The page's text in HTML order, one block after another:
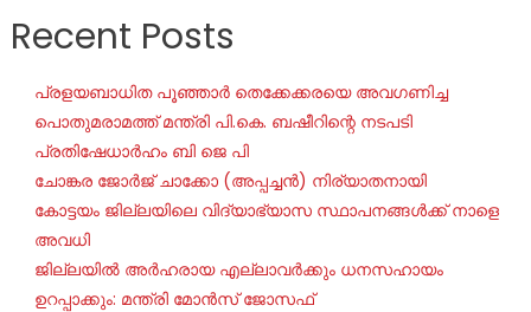
Recent Posts
പ്രളയബാധിത പൂഞ്ഞാർ തെക്കേക്കരയെ അവഗണിച്ച
പൊതുമരാമത്ത് മന്ത്രി പി.കെ. ബഷീറിന്റെ നടപടി
പ്രതിഷേധാർഹം ബി ജെ പി
ചോങ്കര ജോര്‍ജ് ചാക്കോ (അപ്പച്ചന്‍) നിര്യാതനായി
കോട്ടയം ജില്ലയിലെ വിദ്യാഭ്യാസ സ്ഥാപനങ്ങൾക്ക് നാളെ
അവധി
ജില്ലയില്‍ അര്‍ഹരായ എല്ലാവര്‍ക്കും ധനസഹായം
ഉറപ്പാക്കും: മന്ത്രി മോന്‍സ് ജോസഫ്